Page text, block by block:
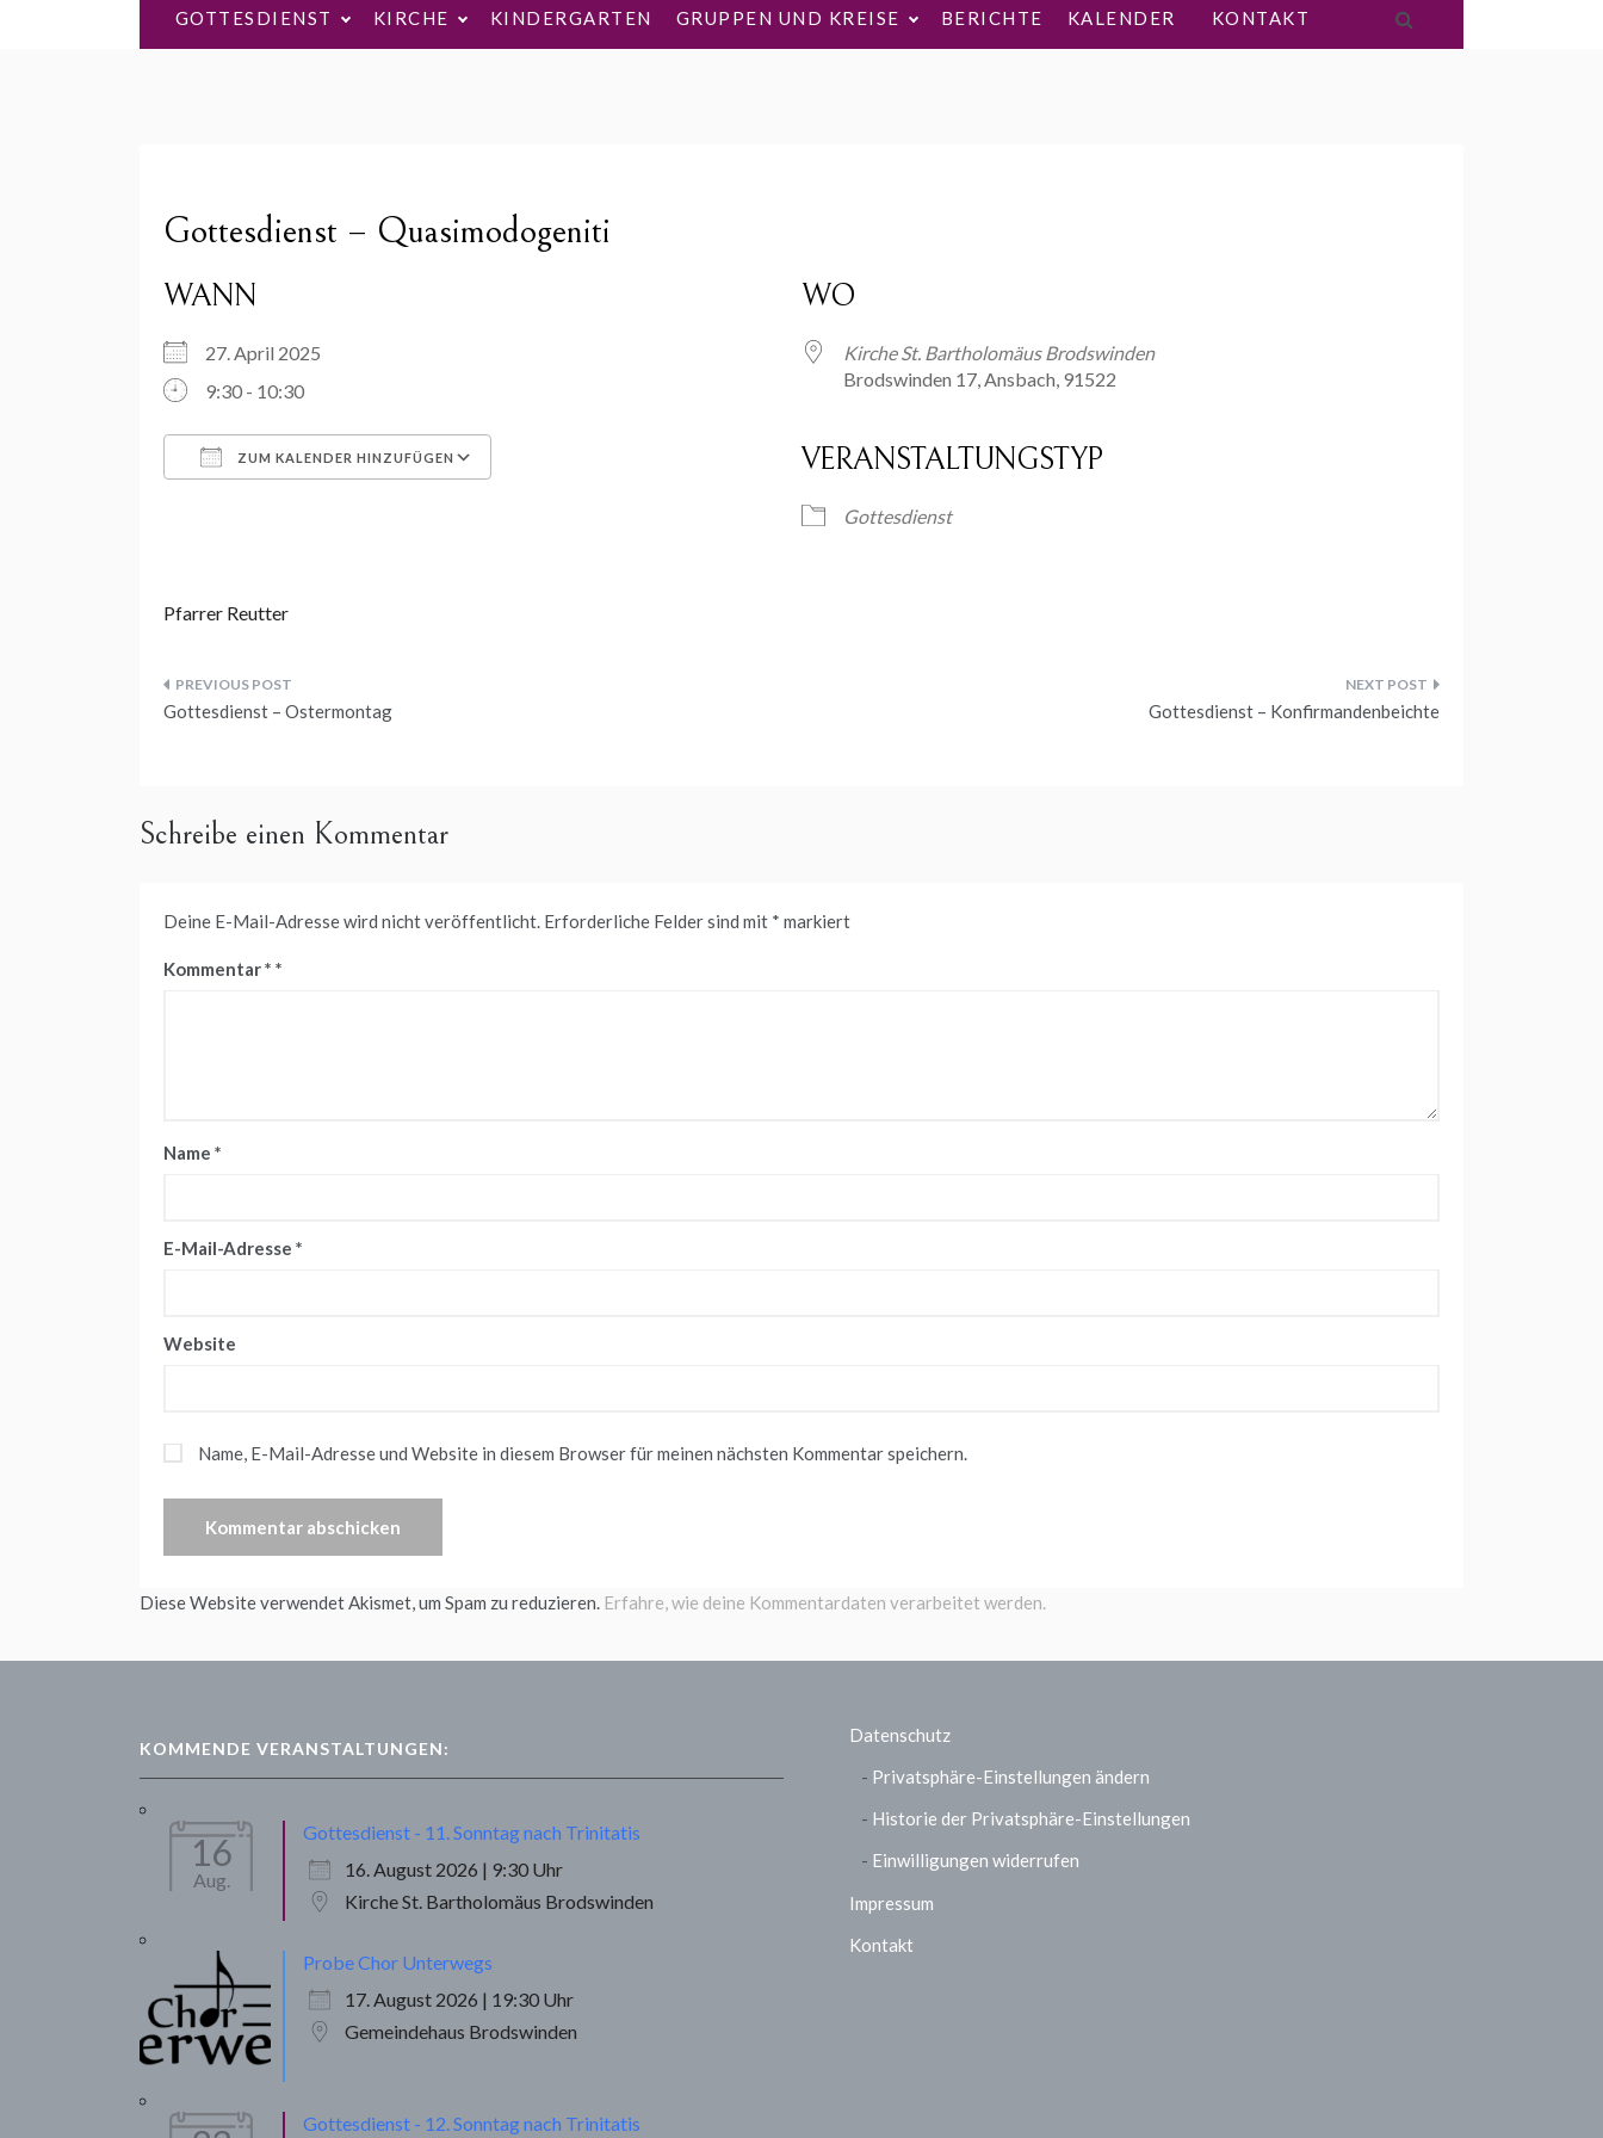
GOTTESDIENST KIRCHE KINDERGARTEN GRUPPEN UND KREISE BERICHTE KALENDER KONTAKT
Gottesdienst – Quasimodogeniti
WANN
27. April 2025
9:30 - 10:30
ZUM KALENDER HINZUFÜGEN
WO
Kirche St. Bartholomäus Brodswinden
Brodswinden 17, Ansbach, 91522
VERANSTALTUNGSTYP
Gottesdienst
Pfarrer Reutter
Beitragsnavigation
Gottesdienst – Ostermontag Gottesdienst – Konfirmandenbeichte
Schreibe einen Kommentar
Deine E-Mail-Adresse wird nicht veröffentlicht. Erforderliche Felder sind mit * markiert
Kommentar*
Name *
E-Mail-Adresse *
Website
Name, E-Mail-Adresse und Website in diesem Browser für meinen nächsten Kommentar speichern.
Diese Website verwendet Akismet, um Spam zu reduzieren. Erfahre, wie deine Kommentardaten verarbeitet werden.
KOMMENDE VERANSTALTUNGEN:
16
Aug.
Gottesdienst - 11. Sonntag nach Trinitatis
16. August 2026 | 9:30 Uhr
Kirche St. Bartholomäus Brodswinden
Probe Chor Unterwegs
17. August 2026 | 19:30 Uhr
Gemeindehaus Brodswinden
Gottesdienst - 12. Sonntag nach Trinitatis
Datenschutz
Privatsphäre-Einstellungen ändern
Historie der Privatsphäre-Einstellungen
Einwilligungen widerrufen
Impressum
Kontakt